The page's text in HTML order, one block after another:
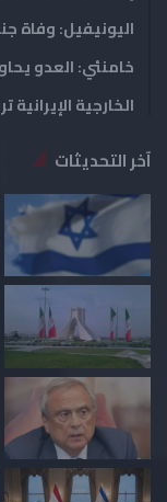
اليونيفيل: وفاة
خامنئي: العدو
الخارجية
آخر التحديثات